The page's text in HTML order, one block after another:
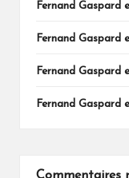
Fernand Gaspard
Fernand Gaspard
Fernand Gaspard
Fernand Gaspard